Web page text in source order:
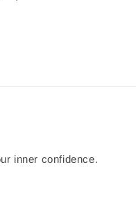
inner confidence.